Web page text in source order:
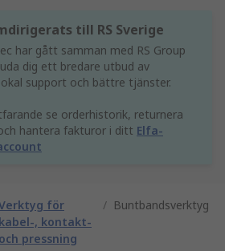
till RS Sverige
har gått samman med RS Group
dig ett bredare utbud av
support och bättre tjänster.
se orderhistorik, returnera
hantera fakturor i ditt Elfa-
för
kabel-, kontakt-
och pressning
/ Buntbandsverktyg